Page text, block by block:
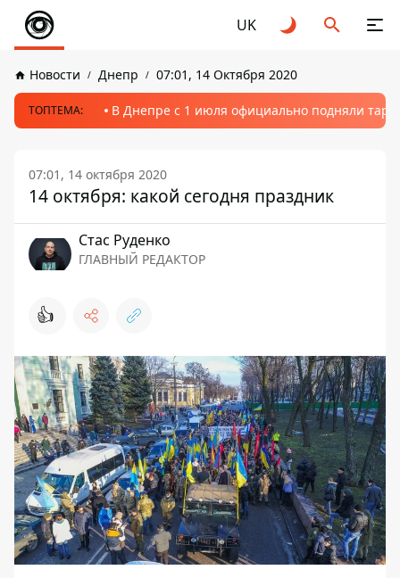
UK
Новости Днепр 07:01, 14 Октября 2020
ТОПТЕМА: В Днепре с 1 июля официально подняли
07:01, 14 октября 2020
14 октября: какой сегодня праздник
Стаc Руденко
ГЛАВНЫЙ РЕДАКТОР
👍